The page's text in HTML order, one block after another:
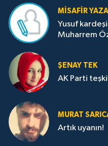
MISAFIR
Yusuf
Muharrem
ŞENAY TEK
AK Parti
MURAT
Artık uyanın!